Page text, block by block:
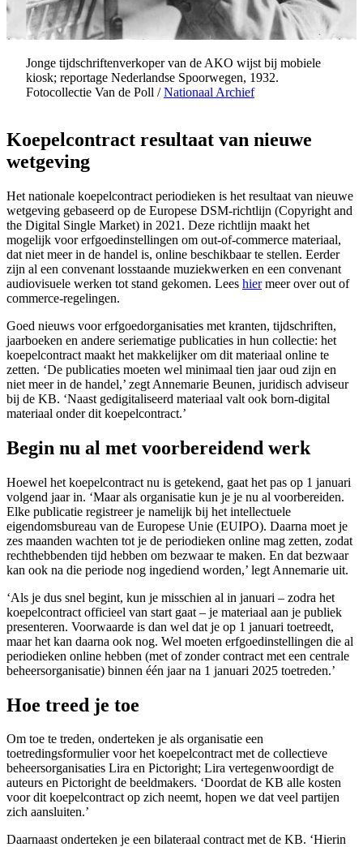
Jonge tijdschriftenverkoper van de AKO wijst bij mobiele
kiosk; reportage Nederlandse Spoorwegen, 1932.
Fotocollectie Van de Poll /Nationaal Archief
Koepelcontract resultaat van nieuwe
wetgeving
Het nationale koepelcontract periodieken is het resultaat van nieuwe
wetgeving gebaseerd op de Europese DSM-richtlijn (Copyright and
the Digital Single Market) in 2021. Deze richtlijn maakt het
mogelijk voor erfgoedinstellingen om out-of-commerce materiaal,
dat niet meer in de handel is, online beschikbaar te stellen. Eerder
zijn al een convenant losstaande muziekwerken en een convenant
audiovisuele werken tot stand gekomen. Lees hiermeer over out of
commerce-regelingen.
Goed nieuws voor erfgoedorganisaties met kranten, tijdschriften,
jaarboeken en andere seriematige publicaties in hun collectie: het
koepelcontract maakt het makkelijker om dit materiaal online te
zetten. ‘De publicaties moeten wel minimaal tien jaar oud zijn en
niet meer in de handel,’ zegt Annemarie Beunen, juridisch adviseur
bij de KB. ‘Naast gedigitaliseerd materiaal valt ook born-digital
materiaal onder dit koepelcontract.’
Begin nu al met voorbereidend werk
Hoewel het koepelcontract nu is getekend, gaat het pas op 1 januari
volgend jaar in. ‘Maar als organisatie kun je je nu al voorbereiden.
Elke publicatie registreer je namelijk bij het intellectuele
eigendomsbureau van de Europese Unie (EUIPO). Daarna moet je
zes maanden wachten tot je de periodieken online mag zetten, zodat
rechthebbenden tijd hebben om bezwaar te maken. En dat bezwaar
kan ook na die periode nog ingediend worden,’ legt Annemarie uit.
‘Als je dus snel begint, kun je misschien al in januari – zodra het
koepelcontract officieel van start gaat – je materiaal aan je publiek
presenteren. Voorwaarde is dan wel dat je op 1 januari toetreedt,
maar het kan daarna ook nog. Wel moeten erfgoedinstellingen die al
periodieken online hebben (met of zonder contract met een centrale
beheersorganisatie) binnen één jaar na 1 januari 2025 toetreden.’
Hoe treed je toe
Om toe te treden, onderteken je als organisatie een
toetredingsformulier voor het koepelcontract met de collectieve
beheersorganisaties Lira en Pictoright; Lira vertegenwoordigt de
auteurs en Pictoright de beeldmakers. ‘Doordat de KB alle kosten
voor dit koepelcontract op zich neemt, hopen we dat veel partijen
zich aansluiten.’
Daarnaast onderteken je een bilateraal contract met de KB. ‘Hierin